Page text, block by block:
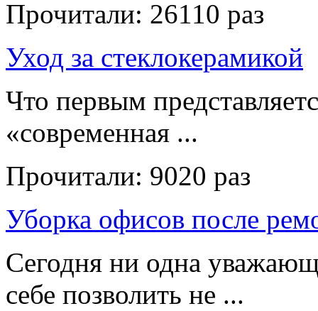
Прочитали: 26110 раз
Уход за стеклокерамикой
Что первым
«современная ...
Прочитали: 9020 раз
Уборка офисов после
Сегодня ни одна
себе позволить не ...